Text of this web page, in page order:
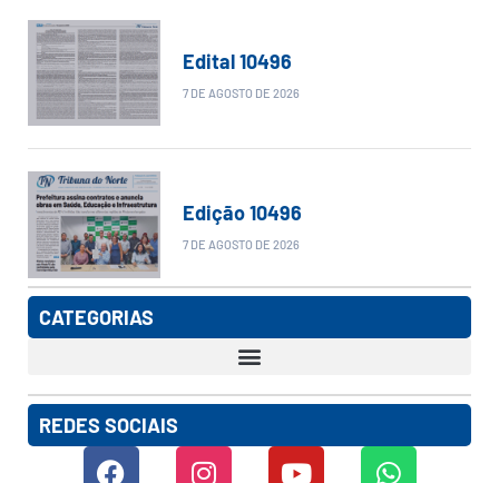
Edital 10496
7 DE AGOSTO DE 2026
Edição 10496
7 DE AGOSTO DE 2026
CATEGORIAS
REDES SOCIAIS